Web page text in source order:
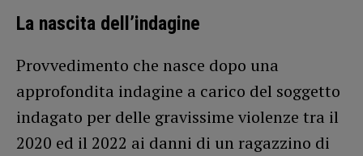
La nascita dell’indagine
Provvedimento che nasce dopo una
approfondita indagine a carico del soggetto
indagato per delle gravissime violenze tra il
2020 ed il 2022 ai danni di un ragazzino di